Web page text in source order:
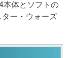
本体とソフトの
ー・ウォーズ